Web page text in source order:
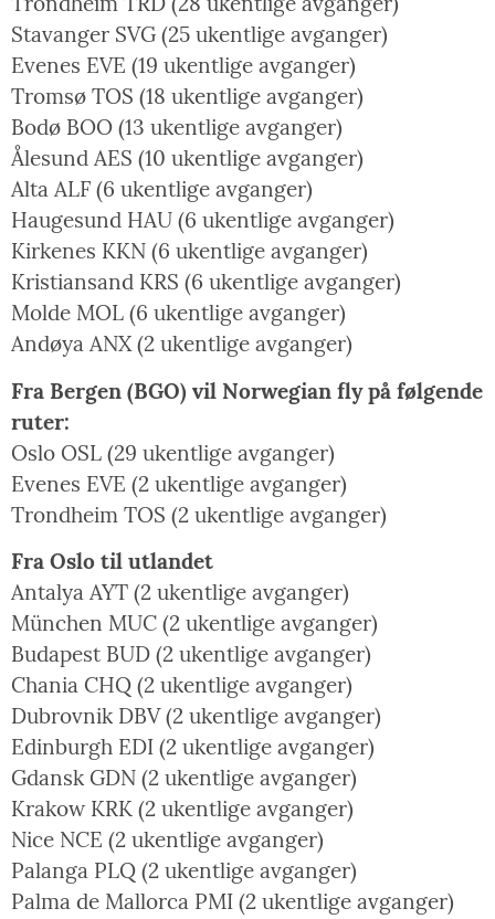
Stavanger SVG (25 ukentlige avganger)
Evenes EVE (19 ukentlige avganger)
Tromsø TOS (18 ukentlige avganger)
Bodø BOO (13 ukentlige avganger)
Ålesund AES (10 ukentlige avganger)
Alta ALF (6 ukentlige avganger)
Haugesund HAU (6 ukentlige avganger)
Kirkenes KKN (6 ukentlige avganger)
Kristiansand KRS (6 ukentlige avganger)
Molde MOL (6 ukentlige avganger)
Andøya ANX (2 ukentlige avganger)
Fra Bergen (BGO) vil Norwegian fly på følgende
ruter:
Oslo OSL (29 ukentlige avganger)
Evenes EVE (2 ukentlige avganger)
Trondheim TOS (2 ukentlige avganger)
Fra Oslo til utlandet
Antalya AYT (2 ukentlige avganger)
München MUC (2 ukentlige avganger)
Budapest BUD (2 ukentlige avganger)
Chania CHQ (2 ukentlige avganger)
Dubrovnik DBV (2 ukentlige avganger)
Edinburgh EDI (2 ukentlige avganger)
Gdansk GDN (2 ukentlige avganger)
Krakow KRK (2 ukentlige avganger)
Nice NCE (2 ukentlige avganger)
Palanga PLQ (2 ukentlige avganger)
Palma de Mallorca PMI (2 ukentlige avganger)